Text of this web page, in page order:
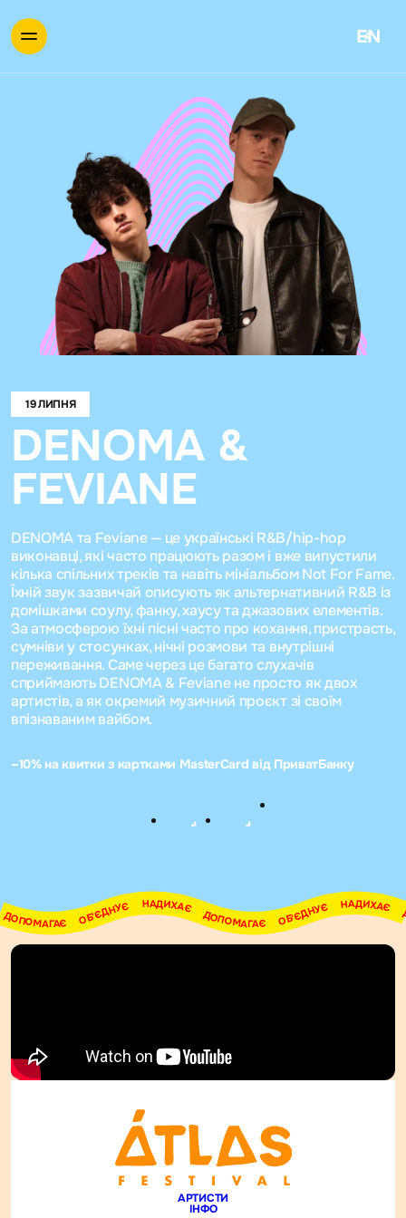
EN
19 ЛИПНЯ
DENOMA &
FEVIANE
DENOMA та Feviane — це українські R&B/hip-hop
виконавці, які часто працюють разом і вже випустили
кілька спільних треків та навіть мініальбом Not For Fame.
Їхній звук зазвичай описують як альтернативний R&B із
домішками соулу, фанку, хаусу та джазових елементів.
За атмосферою їхні пісні часто про кохання, пристрасть,
сумніви у стосунках, нічні розмови та внутрішні
переживання. Саме через це багато слухачів
сприймають DENOMA & Feviane не просто як двох
артистів, а як окремий музичний проєкт зі своїм
впізнаваним вайбом.
–10% на квитки з картками MasterCard від ПриватБанку
ДОПОМАГАЄ     ОБ'ЄДНУЄ     НАДИХАЄ     ДОПОМАГАЄ     ОБ'ЄДНУЄ     НАДИХАЄ     ДОПОМАГАЄ     ОБ'ЄДНУЄ     НАДИХАЄ     ДОПОМАГАЄ     ОБ'ЄДНУЄ     НАДИХАЄ     ДОПОМАГАЄ     ОБ'ЄДНУЄ     НАДИХАЄ     ДОПОМАГАЄ
АРТИСТИ
ІНФО